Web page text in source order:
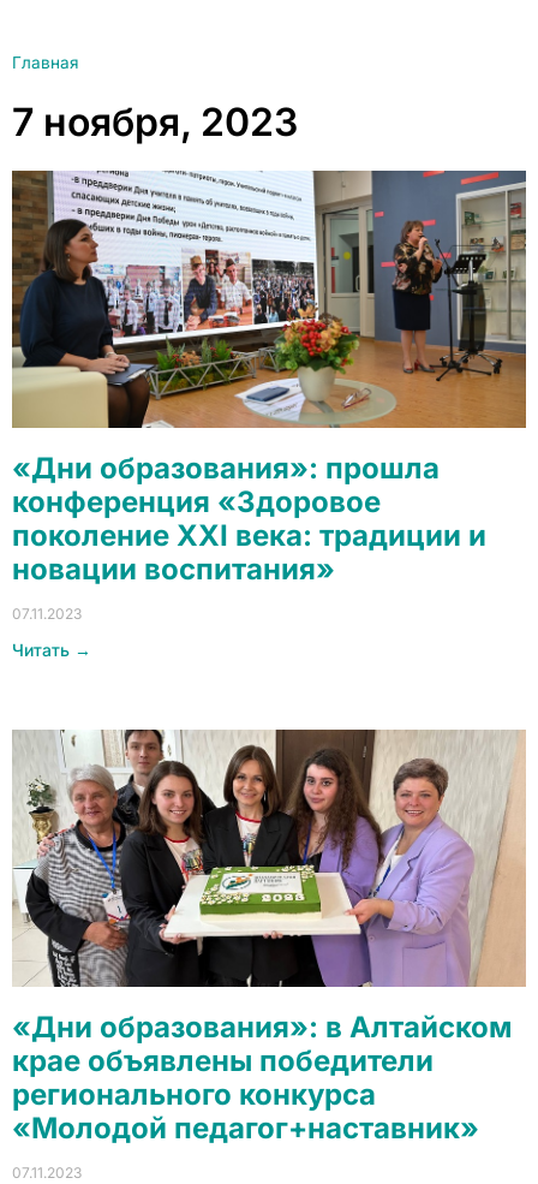
Главная
7 ноября, 2023
«Дни образования»: прошла
конференция «Здоровое
поколение XXI века: традиции и
новации воспитания»
07.11.2023
Читать →
«Дни образования»: в Алтайском
крае объявлены победители
регионального конкурса
«Молодой педагог+наставник»
07.11.2023